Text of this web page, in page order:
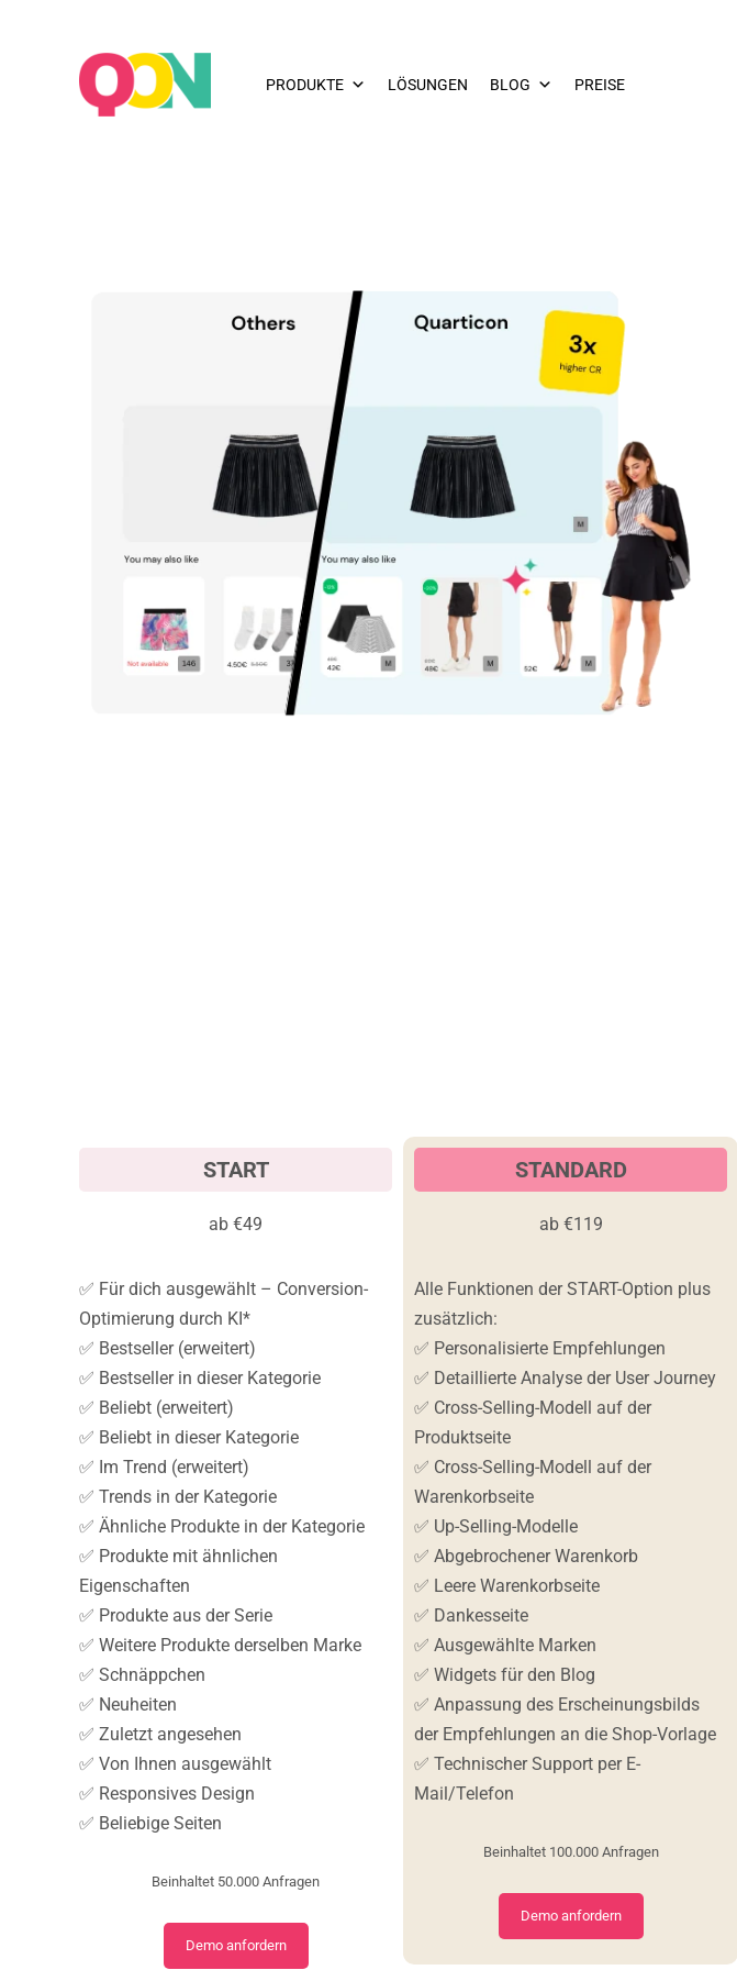
PRODUKTE LÖSUNGEN BLOG PREISE
START
ab €49
✅ Für dich ausgewählt – Conversion-
Optimierung durch KI*
✅ Bestseller (erweitert)
✅ Bestseller in dieser Kategorie
✅ Beliebt (erweitert)
✅ Beliebt in dieser Kategorie
✅ Im Trend (erweitert)
✅ Trends in der Kategorie
✅ Ähnliche Produkte in der Kategorie
✅ Produkte mit ähnlichen
Eigenschaften
✅ Produkte aus der Serie
✅ Weitere Produkte derselben Marke
✅ Schnäppchen
✅ Neuheiten
✅ Zuletzt angesehen
✅ Von Ihnen ausgewählt
✅ Responsives Design
✅ Beliebige Seiten
Beinhaltet 50.000 Anfragen
​Demo anfordern
STANDARD
ab €119
Alle Funktionen der START-Option plus
zusätzlich:
✅ Personalisierte Empfehlungen
✅ Detaillierte Analyse der User Journey
✅ Cross-Selling-Modell auf der
Produktseite
✅ Cross-Selling-Modell auf der
Warenkorbseite
✅ Up-Selling-Modelle
✅ Abgebrochener Warenkorb
✅ Leere Warenkorbseite
✅ Dankesseite
✅ Ausgewählte Marken
✅ Widgets für den Blog
✅ Anpassung des Erscheinungsbilds
der Empfehlungen an die Shop-Vorlage
✅ Technischer Support per E-
Mail/Telefon
Beinhaltet 100.000 Anfragen​
​Demo anfordern